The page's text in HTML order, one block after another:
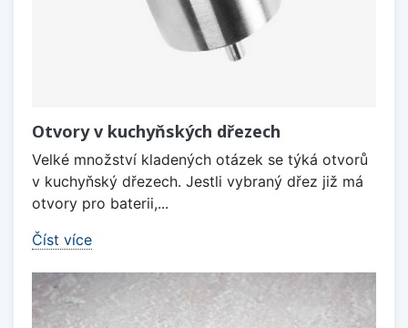
Otvory v kuchyňských dřezech
Velké množství kladených otázek se týká otvorů
v kuchyňský dřezech. Jestli vybraný dřez již má
otvory pro baterii,...
Číst více